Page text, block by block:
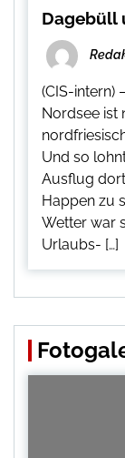
Dagebüll
(CIS-intern)
Nordsee ist
Und so
Ausflug
Happen zu
Wetter war
Urlaubs- […]